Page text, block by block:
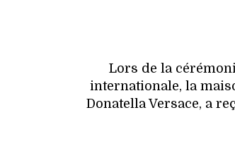
Lors de la
internationale, la
Donatella Versace, a